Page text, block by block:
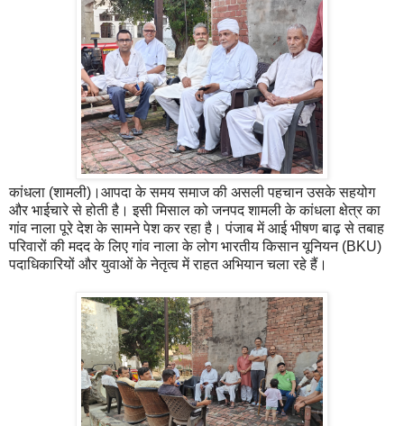
कांधला (शामली)।आपदा के समय समाज की असली पहचान उसके सहयोग
और भाईचारे से होती है। इसी मिसाल को जनपद शामली के कांधला क्षेत्र का
गांव नाला पूरे देश के सामने पेश कर रहा है। पंजाब में आई भीषण बाढ़ से तबाह
परिवारों की मदद के लिए गांव नाला के लोग भारतीय किसान यूनियन (BKU)
पदाधिकारियों और युवाओं के नेतृत्व में राहत अभियान चला रहे हैं।